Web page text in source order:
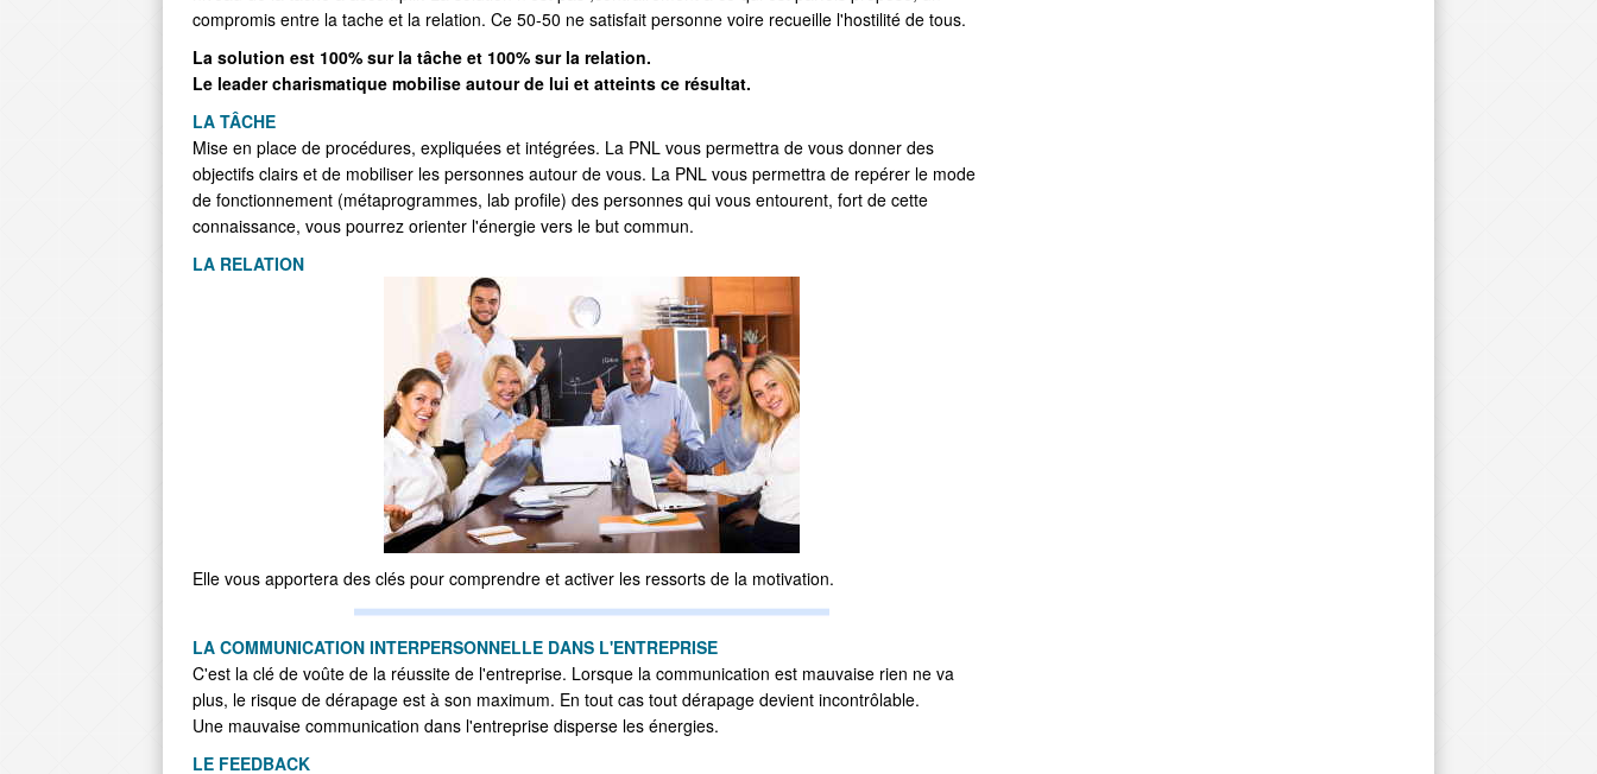
compromis entre la tache et la relation. Ce 50-50 ne satisfait personne voire recueille l'hostilité de tous.
La solution est 100% sur la tâche et 100% sur la relation.
Le leader charismatique mobilise autour de lui et atteints ce résultat.
LA TÂCHE
Mise en place de procédures, expliquées et intégrées. La PNL vous permettra de vous donner des
objectifs clairs et de mobiliser les personnes autour de vous. La PNL vous permettra de repérer le mode
de fonctionnement (métaprogrammes, lab profile) des personnes qui vous entourent, fort de cette
connaissance, vous pourrez orienter l'énergie vers le but commun.
LA RELATION
Elle vous apportera des clés pour comprendre et activer les ressorts de la motivation.
LA COMMUNICATION INTERPERSONNELLE DANS L'ENTREPRISE
C'est la clé de voûte de la réussite de l'entreprise. Lorsque la communication est mauvaise rien ne va
plus, le risque de dérapage est à son maximum. En tout cas tout dérapage devient incontrôlable.
Une mauvaise communication dans l'entreprise disperse les énergies.
LE FEEDBACK